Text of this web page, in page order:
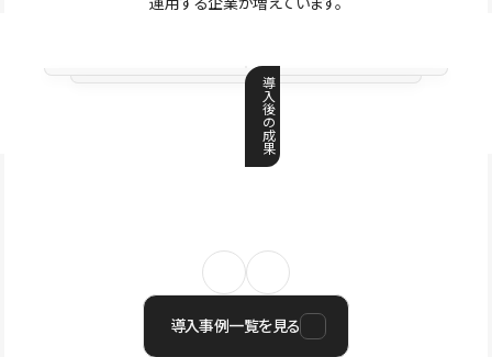
導
入
後
の
成
果
導入事例一覧を見る